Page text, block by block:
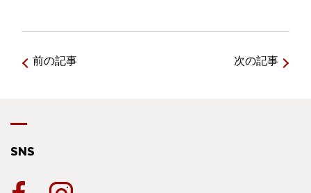
前の記事 次の記事
SNS